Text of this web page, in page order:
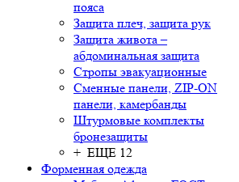
пояса
Защита плеч, защита рук
Защита живота –
абдоминальная защита
Стропы эвакуационные
Сменные панели, ZIP-ON
панели, камербанды
Штурмовые комплекты
бронезащиты
+ ЕЩЕ 12
Форменная одежда